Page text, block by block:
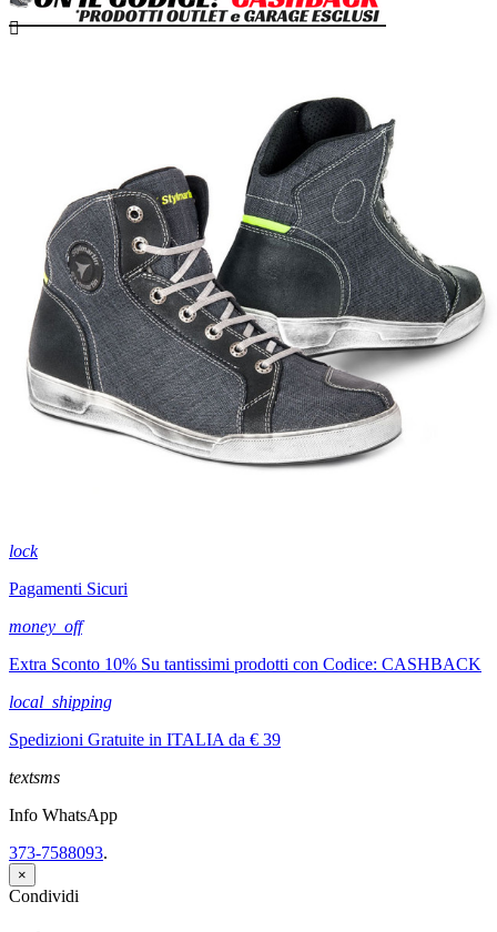

lock
Pagamenti Sicuri
money_off
Extra Sconto 10% Su tantissimi prodotti con Codice: CASHBACK
local_shipping
Spedizioni Gratuite in ITALIA da € 39
textsms
Info WhatsApp
373-7588093.
×
Condividi